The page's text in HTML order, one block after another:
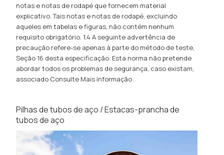
notas e notas de rodapé que fornecem material
explicativo. Tais notas e notas de rodapé, excluindo
aqueles em tabelas e figuras, não contém nenhum
requisito obrigatório. 1.4 A seguinte advertência de
precaução refere-se apenas à parte do método de teste,
Seção 16 desta especificação. Esta norma não pretende
abordar todos os problemas de segurança, caso existam,
associado Consulte Mais informação
Pilhas de tubos de aço / Estacas-prancha de
tubos de aço